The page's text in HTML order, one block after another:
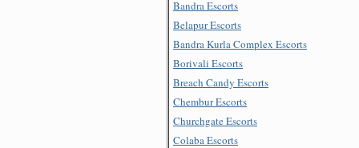
Bandra Escorts
Belapur Escorts
Bandra Kurla Complex Escorts
Borivali Escorts
Breach Candy Escorts
Chembur Escorts
Churchgate Escorts
Colaba Escorts